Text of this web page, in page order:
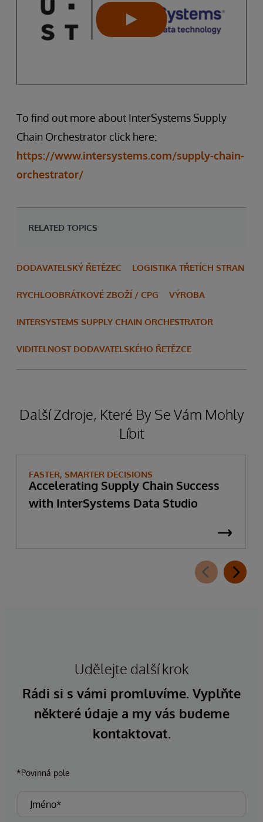
To find out more about InterSystems Supply
Chain Orchestrator click here:
https://www.intersystems.com/supply-chain-
orchestrator/
RELATED TOPICS
DODAVATELSKÝ ŘETĚZEC LOGISTIKA TŘETÍCH STRAN
RYCHLOOBRÁTKOVÉ ZBOŽÍ / CPG VÝROBA
INTERSYSTEMS SUPPLY CHAIN ORCHESTRATOR
VIDITELNOST DODAVATELSKÉHO ŘETĚZCE
Další Zdroje, Které By Se Vám Mohly
Líbit
FASTER, SMARTER DECISIONS
Accelerating Supply Chain Success
with InterSystems Data Studio
Udělejte další krok
Rádi si s vámi promluvíme. Vyplňte
některé údaje a my vás budeme
kontaktovat.
*Povinná pole